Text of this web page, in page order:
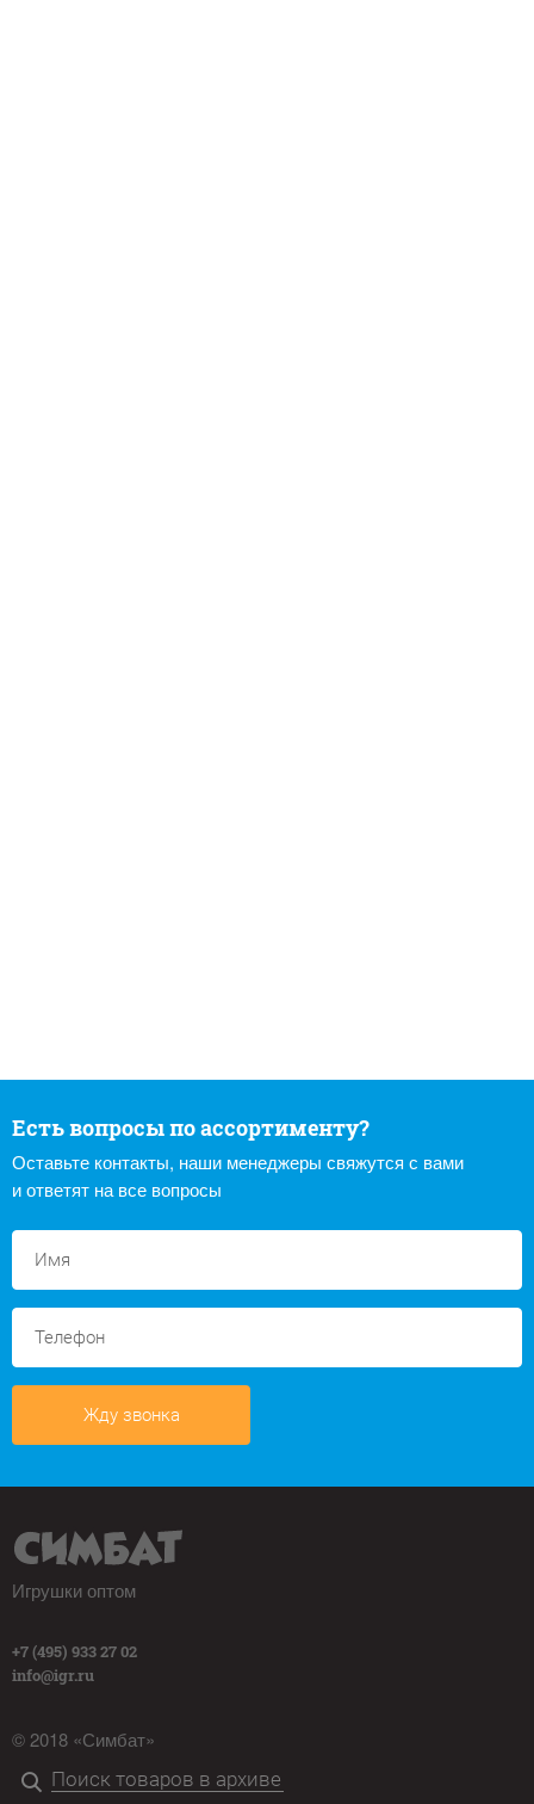
Есть вопросы по ассортименту?
Оставьте контакты, наши менеджеры свяжутся с вами
и ответят на все вопросы
Жду звонка
Игрушки оптом
+7 (495) 933 27 02
info@igr.ru
© 2018 «Симбат»